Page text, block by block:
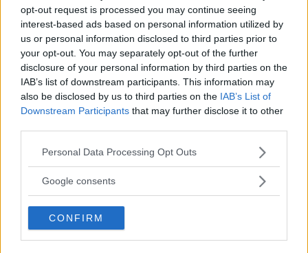
opt-out request is processed you may continue seeing
interest-based ads based on personal information utilized by
us or personal information disclosed to third parties prior to
your opt-out. You may separately opt-out of the further
disclosure of your personal information by third parties on the
IAB’s list of downstream participants. This information may
also be disclosed by us to third parties on the IAB’s List of
Downstream Participants that may further disclose it to other
Please note that this website/app uses one or more Google
not limited to your visit or usage behaviour. You may click to
use your data for below specified purposes in below Google
consent section.
Personal Data Processing Opt Outs
Google consents
CONFIRM
Baby Sitter
Parchi
Corsi Sportivi per bambini